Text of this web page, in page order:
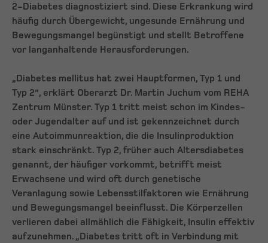
2-Diabetes diagnostiziert sind. Diese Erkrankung wird
häufig durch Übergewicht, ungesunde Ernährung und
Bewegungsmangel begünstigt und stellt Betroffene
vor langanhaltende Herausforderungen.
„Diabetes mellitus hat zwei Hauptformen, Typ 1 und
Typ 2“, erklärt Oberarzt Dr. Martin Juchum vom REHA
Zentrum Münster. Typ 1 tritt meist schon im Kindes-
oder Jugendalter auf und ist gekennzeichnet durch
eine Autoimmunreaktion, die die Insulinproduktion
stark einschränkt. Typ 2, früher auch Altersdiabetes
genannt, der häufiger vorkommt, betrifft meist
Erwachsene und wird oft durch genetische
Veranlagung sowie Lebensstilfaktoren wie Ernährung
und Bewegungsmangel beeinflusst. Die Körperzellen
verlieren dabei allmählich die Fähigkeit, Insulin effektiv
aufzunehmen. „Diabetes tritt oft in Verbindung mit